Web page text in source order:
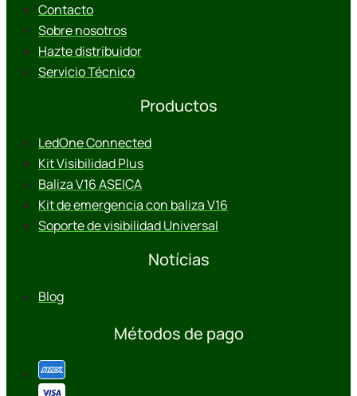
Contacto
Sobre nosotros
Hazte distribuidor
Servicio Técnico
Productos
LedOne Connected
Kit Visibilidad Plus
Baliza V16 ASEICA
Kit de emergencia con baliza V16
Soporte de visibilidad Universal
Notícias
Blog
Métodos de pago